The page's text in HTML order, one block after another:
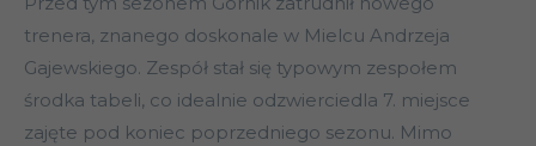
trenera, znanego doskonale w Mielcu Andrzeja
Gajewskiego. Zespół stał się typowym zespołem
środka tabeli, co idealnie odzwierciedla 7. miejsce
zajęte pod koniec poprzedniego sezonu. Mimo